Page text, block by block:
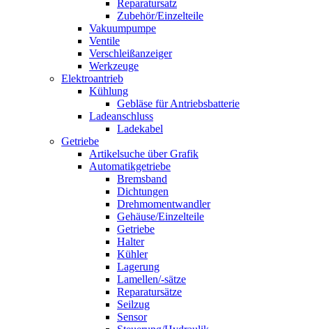
Reparatursatz
Zubehör/Einzelteile
Vakuumpumpe
Ventile
Verschleißanzeiger
Werkzeuge
Elektroantrieb
Kühlung
Gebläse für Antriebsbatterie
Ladeanschluss
Ladekabel
Getriebe
Artikelsuche über Grafik
Automatikgetriebe
Bremsband
Dichtungen
Drehmomentwandler
Gehäuse/Einzelteile
Getriebe
Halter
Kühler
Lagerung
Lamellen/-sätze
Reparatursätze
Seilzug
Sensor